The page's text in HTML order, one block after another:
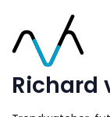
Richard